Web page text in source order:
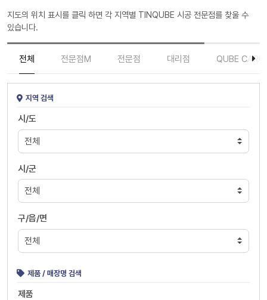
지도의 위치 표시를 클릭 하면 각 지역별 TINQUBE 시공 전문점를 찾울 수
있습니다.
전체 전문점M 전문점 대리점 QUBE
지역 검색
시/도
시/군
구/읍/면
제품 / 매장명 검색
제품